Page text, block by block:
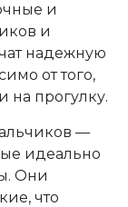
и
и
надежную
от того,
на прогулку.
—
идеально
Они
что